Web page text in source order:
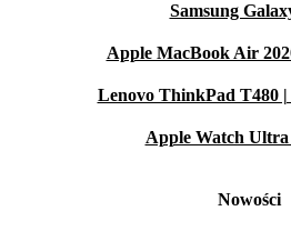
Samsung
Apple MacBook Air
Lenovo ThinkPad T480 |
Apple Watch Ultra
Nowości